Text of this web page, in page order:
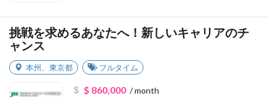
挑戦を求めるあなたへ！新しいキャリアのチ
ャンス
本州 東京都 フルタイム
$ 860,000/ month